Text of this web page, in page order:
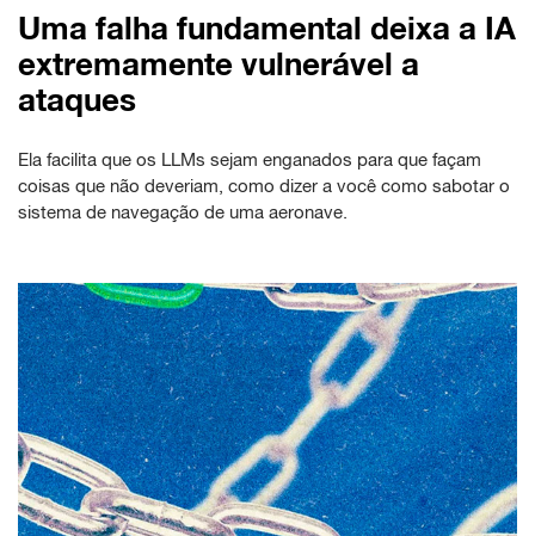
Uma falha fundamental deixa a IA
extremamente vulnerável a
ataques
Ela facilita que os LLMs sejam enganados para que façam
coisas que não deveriam, como dizer a você como sabotar o
sistema de navegação de uma aeronave.